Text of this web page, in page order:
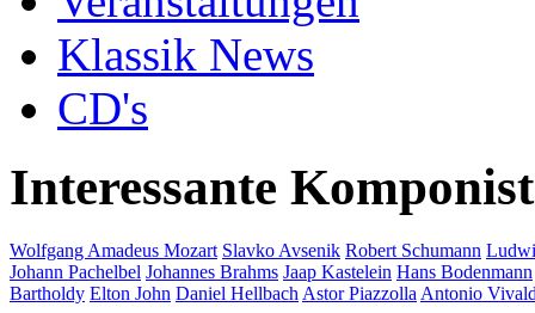
Klassik News
CD's
Interessante
Wolfgang Amadeus Mozart Slavko Avsenik Robert Schumann
Johann Pachelbel Johannes Brahms Jaap Kastelein Hans Bodenmann
Bartholdy Elton John Daniel Hellbach Astor Piazzolla Antonio